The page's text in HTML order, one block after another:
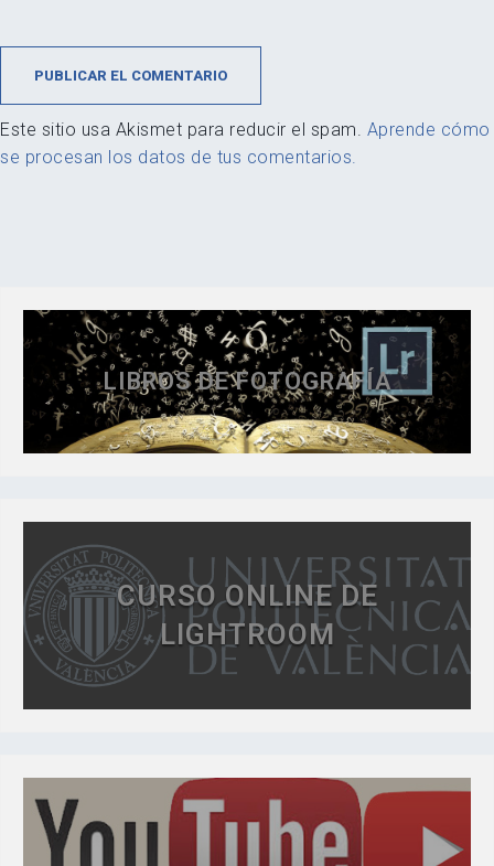
Este sitio usa Akismet para reducir el spam. Aprende cómo
se procesan los datos de tus comentarios.
LIBROS DE FOTOGRAFÍA
CURSO ONLINE DE
LIGHTROOM